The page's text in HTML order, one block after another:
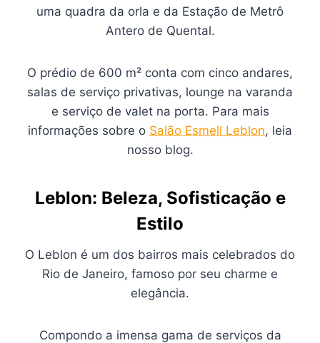
uma quadra da orla e da Estação de Metrô
Antero de Quental.
O prédio de 600 m² conta com cinco andares,
salas de serviço privativas, lounge na varanda
e serviço de valet na porta. Para mais
informações sobre o Salão Esmell Leblon, leia
nosso blog.
Leblon: Beleza, Sofisticação e
Estilo
O Leblon é um dos bairros mais celebrados do
Rio de Janeiro, famoso por seu charme e
elegância.
Compondo a imensa gama de serviços da